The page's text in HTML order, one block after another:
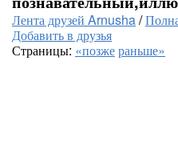
Лента друзей Arnusha/
Добавить в друзья
Страницы: «позжераньше»